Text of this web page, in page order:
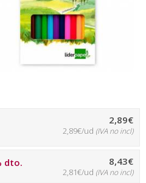
2,89€
2,89€/ud (IVA no incl)
dto. 8,43€
2,81€/ud (IVA no incl)